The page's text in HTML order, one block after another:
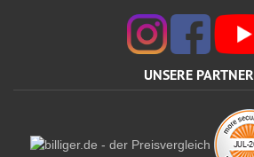
UNSERE PARTNER